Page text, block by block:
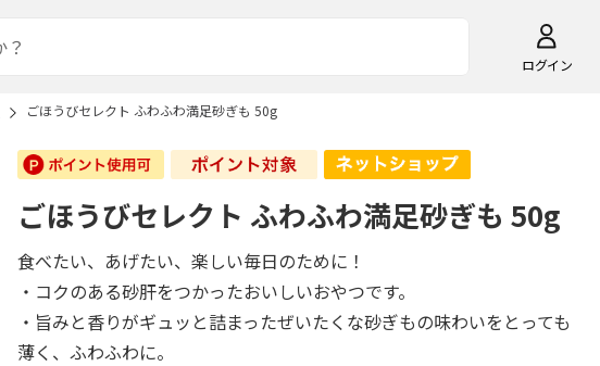
ログイン
ごほうびセレクト ふわふわ満足砂ぎも 50g
ごほうびセレクト ふわふわ満足砂ぎも 50g
食べたい、あげたい、楽しい毎日のために！
・コクのある砂肝をつかったおいしいおやつです。
・旨みと香りがギュッと詰まったぜいたくな砂ぎもの味わいをとっても
薄く、ふわふわに。